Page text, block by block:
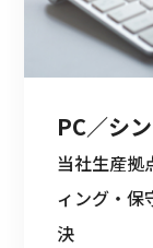
PC／シ
当社生産拠
ィング・保
決